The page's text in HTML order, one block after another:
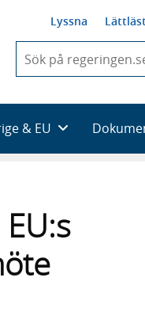
Lyssna Lättläst
du
skriva
framträder
en
& EU